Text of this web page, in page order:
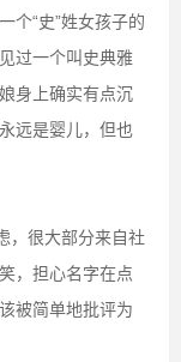
个“史”姓女孩子的
过一个叫史典雅
身上确实有点沉
远是婴儿，但也
，很大部分来自社
，担心名字在点
被简单地批评为